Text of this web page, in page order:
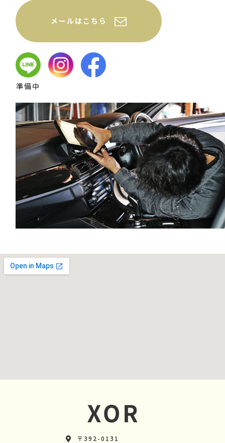
メールはこちら
準備中
〒392-0131